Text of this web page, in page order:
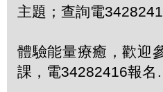
主題；查詢電
體驗能量療癒，歡迎
課，電34282416報